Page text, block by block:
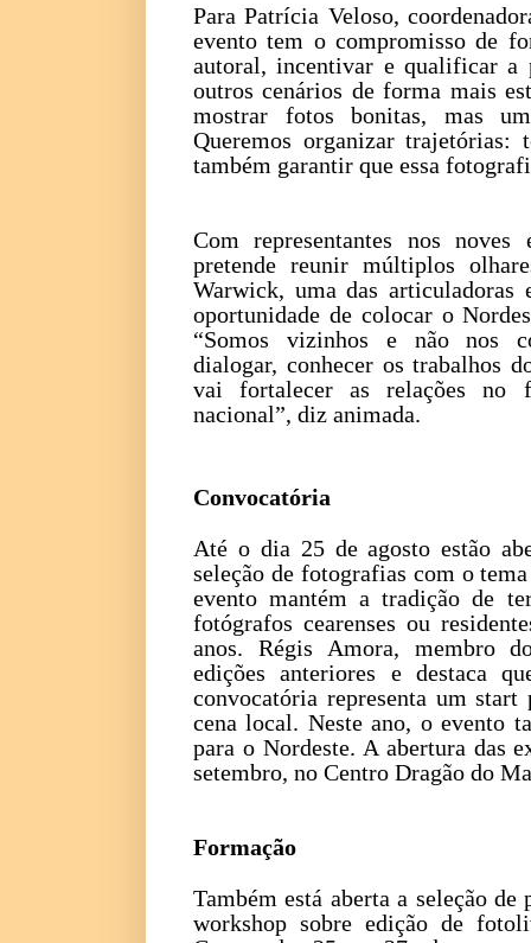
Para Patrícia Veloso,
evento tem o compromisso de
autoral, incentivar e qualificar a
outros cenários de forma mais
mostrar fotos bonitas, mas
Queremos organizar trajetórias:
também garantir que essa
Com representantes nos
pretende reunir múltiplos
Warwick, uma das
oportunidade de colocar o
“Somos vizinhos e não nos
dialogar, conhecer os trabalhos
vai fortalecer as relações no
nacional”, diz animada.
Convocatória
Até o dia 25 de agosto estão
seleção de fotografias com o
evento mantém a tradição de
fotógrafos cearenses ou
anos. Régis Amora, membro
edições anteriores e destaca
convocatória representa um
cena local. Neste ano, o evento
para o Nordeste. A abertura das
setembro, no Centro Dragão do
Formação
Também está aberta a seleção
workshop sobre edição de